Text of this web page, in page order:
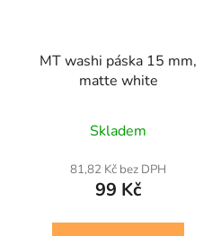
MT washi páska 15 mm,
matte white
Skladem
81,82 Kč bez DPH
99 Kč